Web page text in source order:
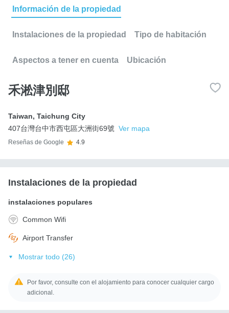
Información de la propiedad
Instalaciones de la propiedad Tipo de habitación
Aspectos a tener en cuenta Ubicación
禾淞津別邸
Taiwan, Taichung City
407台灣台中市西屯區大洲街69號 Ver mapa
Reseñas de Google 4.9
Instalaciones de la propiedad
instalaciones populares
Common Wifi
Airport Transfer
Mostrar todo (26)
Por favor, consulte con el alojamiento para conocer cualquier cargo
adicional.